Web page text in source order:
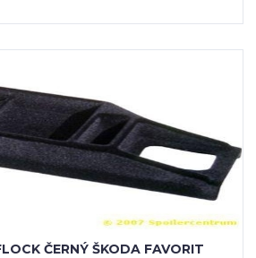
ČERNÝ ŠKODA FAVORIT